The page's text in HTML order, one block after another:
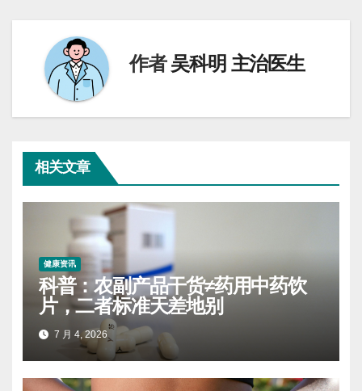
航
作者吴科明 主治医生
相关文章
健康资讯
科普：农副产品干货≠药用中药饮
片，二者标准天差地别
7 月 4, 2026